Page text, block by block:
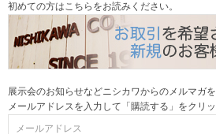
初めての方はこちらをお読みください。
展示会のお知らせなどニシカワからのメルマガ
メールアドレスを入力して「購読する」をクリッ